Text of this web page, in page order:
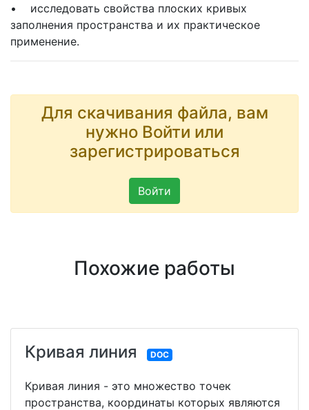
• исследовать свойства плоских кривых
заполнения пространства и их практическое
применение.
Для скачивания файла, вам
нужно Войти или
зарегистрироваться
Войти
Похожие работы
Кривая линия DOC
Кривая линия - это множество точек
пространства, координаты которых являются